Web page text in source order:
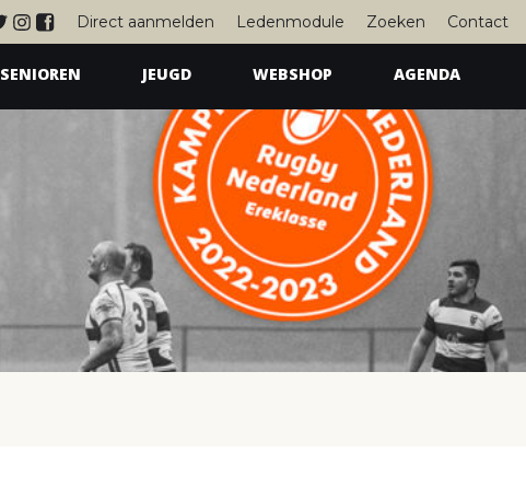
Direct aanmelden Ledenmodule Zoeken Contact
SENIOREN JEUGD WEBSHOP AGENDA